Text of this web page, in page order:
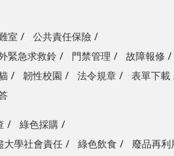
室
公共責任保險
緊急求救鈴
門禁管理
故障報修
韌性校園 法令規章
表單下載
綠色採購
大學社會責任
綠色飲食
廢品再利